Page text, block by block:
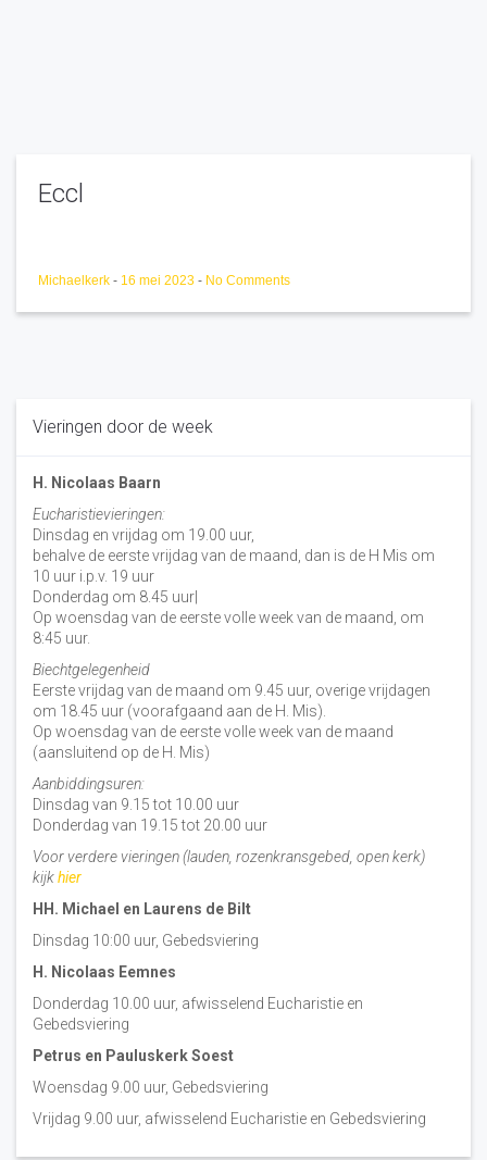
Eccl
Michaelkerk - 16 mei 2023 - No Comments
Vieringen door de week
H. Nicolaas Baarn
Eucharistievieringen:
Dinsdag en vrijdag om 19.00 uur,
behalve de eerste vrijdag van de maand, dan is de H Mis om
10 uur i.p.v. 19 uur
Donderdag om 8.45 uur|
Op woensdag van de eerste volle week van de maand, om
8:45 uur.
Biechtgelegenheid
Eerste vrijdag van de maand om 9.45 uur, overige vrijdagen
om 18.45 uur (voorafgaand aan de H. Mis).
Op woensdag van de eerste volle week van de maand
(aansluitend op de H. Mis)
Aanbiddingsuren:
Dinsdag van 9.15 tot 10.00 uur
Donderdag van 19.15 tot 20.00 uur
Voor verdere vieringen (lauden, rozenkransgebed, open kerk)
kijkhier
HH. Michael en Laurens de Bilt
Dinsdag 10:00 uur, Gebedsviering
H. Nicolaas Eemnes
Donderdag 10.00 uur, afwisselend Eucharistie en
Gebedsviering
Petrus en Pauluskerk Soest
Woensdag 9.00 uur, Gebedsviering
Vrijdag 9.00 uur, afwisselend Eucharistie en Gebedsviering